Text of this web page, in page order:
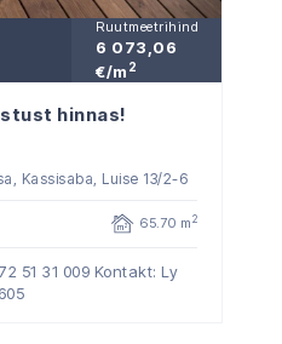
Ruutmeetrihind
6 073,06
€/m 2
hinnas!
Kassisaba, Luise 13/2-6
65.70 m 2
51 31 009 Kontakt: Ly